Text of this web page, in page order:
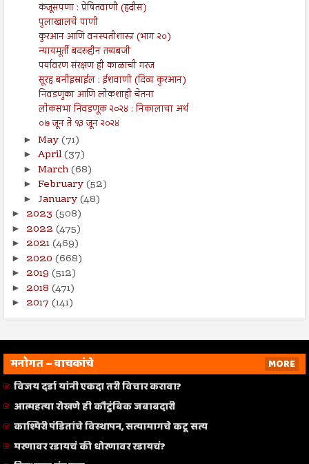
कंजूसपणा : प्रेषितवाणी (हदीस)
पुलाखालचे पाणी
कुरआन आणि वनस्पतीशास्त्र (भाग २०)
न्यायमूर्ती बदरुद्दीन तय्यबजी
पर्यावरण संरक्षण ही काळाची गरज
सूरह बनीइस्राईल : ईशवाणी (दिव्य कुरआन)
निवडणुका आणि लोकशाही चेतना
लोकसभा निवडणूक २०२४ : निकालाचा अर्थ
०७ जून ते १३ जून २०२४
► May(71)
► April(37)
► March(68)
► February(52)
► January(48)
► 2023 (508)
► 2022 (475)
► 2021(469)
► 2020 (668)
► 2019 (512)
► 2018 (471)
► 2017 (141)
मनोगत – वाचकांचे
MORE
विजय दर्डा यांनी एकदा तरी विचार करावा?
आत्महत्या रोखणे ही कौटुंबिक जबाबदारी
काश्मिरी पंडितांचे विस्थापन, सत्यामागचे कटू सत्य
मरणावर रडायचं की धोरणावर रडायचं?